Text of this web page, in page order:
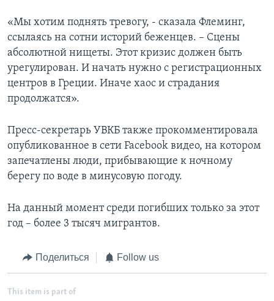
«Мы хотим поднять тревогу, - сказала Флеминг,
ссылаясь на сотни историй беженцев. – Сцены
абсолютной нищеты. Этот кризис должен быть
урегулирован. И начать нужно с регистрационных
центров в Греции. Иначе хаос и страдания
продолжатся».
Пресс-секретарь УВКБ также прокомментировала
опубликованное в сети Facebook видео, на котором
запечатлены люди, прибывающие к ночному
берегу по воде в минусовую погоду.
На данный момент среди погибших только за этот
год – более 3 тысяч мигрантов.
Поделиться Follow us
This item is part of